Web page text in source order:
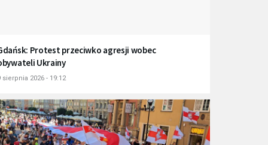
Protest przeciwko agresji wobec
Ukrainy
sierpnia 2026 - 19:12